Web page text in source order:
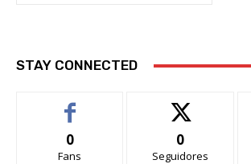
STAY CONNECTED
0
Fans
0
Seguidores